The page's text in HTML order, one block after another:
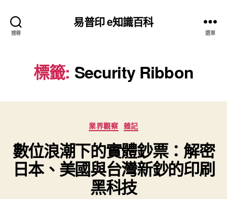
搜尋
易普印 e知識百科
選單
標籤: Security Ribbon
分
類
業界觀察 雜記
數位浪潮下的實體鈔票：解密
日本、美國與台灣新鈔的印刷
黑科技